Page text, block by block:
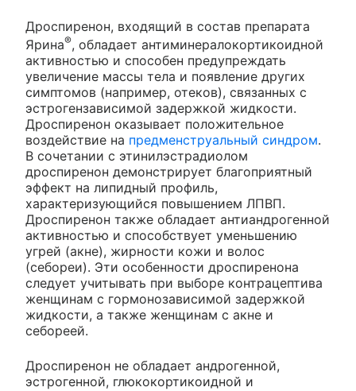
Дроспиренон, входящий в состав препарата
Ярина®, обладает антиминералокортикоидной
активностью и способен предупреждать
увеличение массы тела и появление других
симптомов (например, отеков), связанных с
эстрогензависимой задержкой жидкости.
Дроспиренон оказывает положительное
воздействие на предменструальный синдром.
В сочетании с этинилэстрадиолом
дроспиренон демонстрирует благоприятный
эффект на липидный профиль,
характеризующийся повышением ЛПВП.
Дроспиренон также обладает антиандрогенной
активностью и способствует уменьшению
угрей (акне), жирности кожи и волос
(себореи). Эти особенности дроспиренона
следует учитывать при выборе контрацептива
женщинам с гормонозависимой задержкой
жидкости, а также женщинам с акне и
себореей.
Дроспиренон не обладает андрогенной,
эстрогенной, глюкокортикоидной и